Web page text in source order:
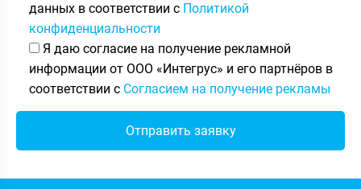
данных в соответствии с Политикой
конфиденциальности
Я даю согласие на получение рекламной
информации от ООО «Интегрус» и его партнёров в
соответствии с Согласием на получение рекламы